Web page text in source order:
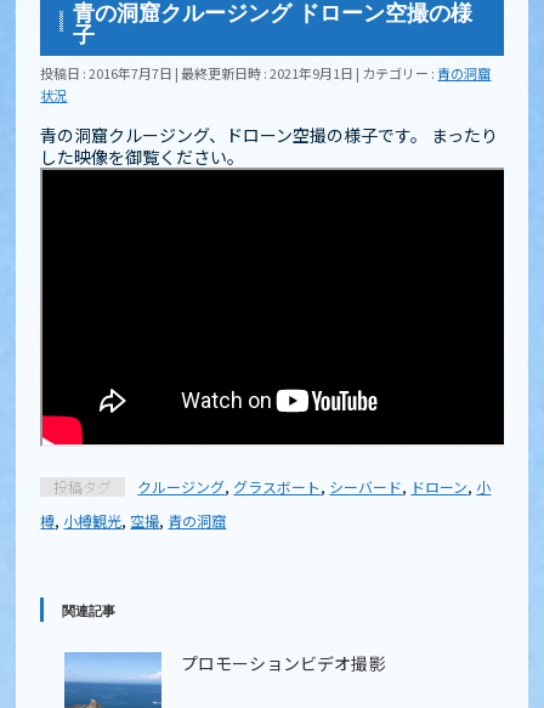
青の洞窟クルージング ドローン空撮の様
子
投稿日 : 2016年7月7日 最終更新日時 : 2021年9月1日 カテゴリー :青の洞窟
状況
青の洞窟クルージング、ドローン空撮の様子です。 まったり
した映像を御覧ください。
投稿タグ クルージング, グラスボート, シーバード, ドローン, 小
樽, 小樽観光, 空撮, 青の洞窟
関連記事
プロモーションビデオ撮影